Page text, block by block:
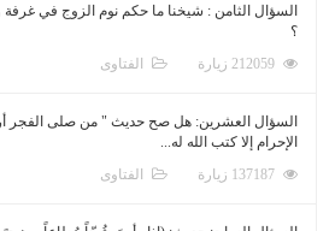
السؤال الثامن : شيخنا ما حكم نوم الزوج في
؟
الفتاوى
السؤال العشرين: هل صح حديث " من صلى الفجر
الإحرام إلا كتب الله له...
الفتاوى